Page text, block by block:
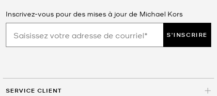
Inscrivez-vous pour des mises à jour de Michael Kors
S'INSCRIRE
SERVICE CLIENT